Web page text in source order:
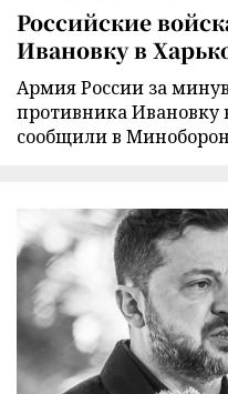
Российские
Ивановку в
Армия России за
противника Ивановку
сообщили в